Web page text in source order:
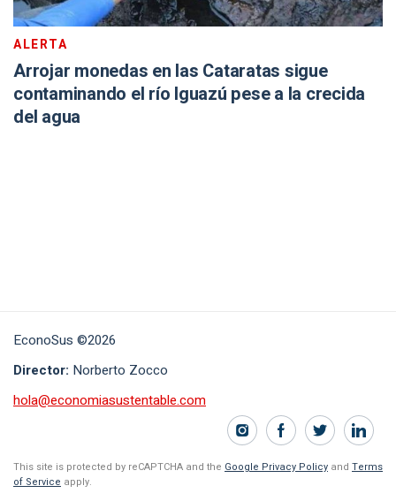
ALERTA
Arrojar monedas en las Cataratas sigue
contaminando el río Iguazú pese a la crecida
del agua
EconoSus ©2026
Director: Norberto Zocco
hola@economiasustentable.com
This site is protected by reCAPTCHA and the Google Privacy Policy and Terms
of Service apply.